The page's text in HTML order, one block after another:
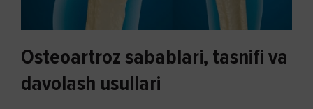
Osteoartroz sabablari, tasnifi va
davolash usullari